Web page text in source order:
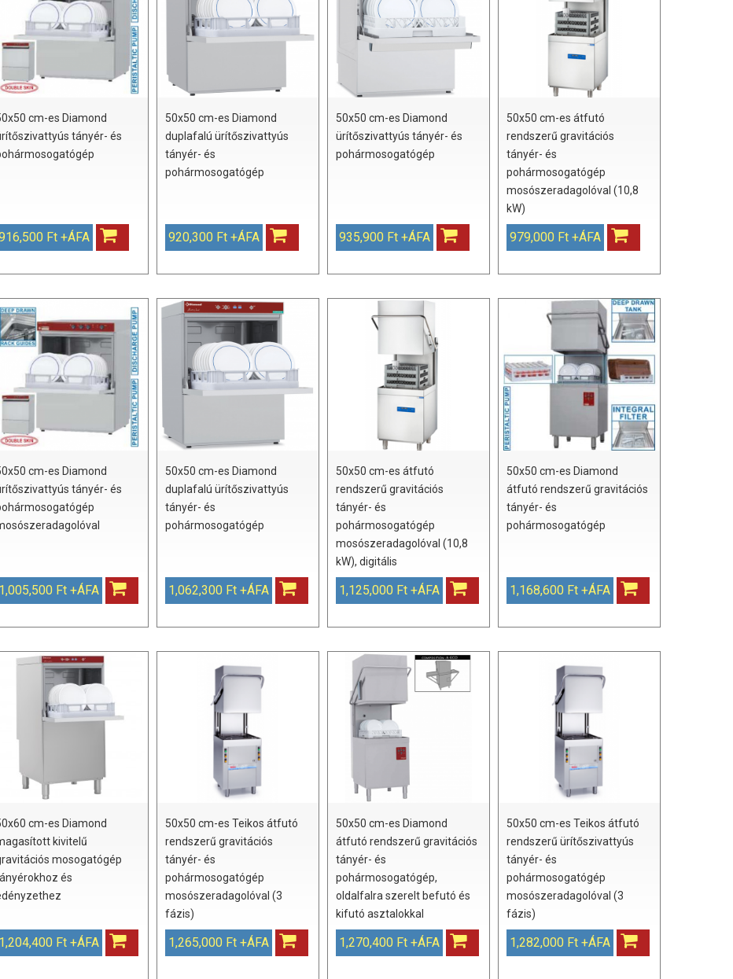
cm-es Diamond
tányér- és
Ft +ÁFA
50x50 cm-es Diamond
duplafalú ürítőszivattyús
tányér- és
pohármosogatógép
920,300 Ft +ÁFA
50x50 cm-es Diamond
ürítőszivattyús tányér- és
pohármosogatógép
935,900 Ft +ÁFA
50x50 cm-es átfutó
rendszerű gravitációs
tányér- és
pohármosogatógép
mosószeradagolóval (10,8
kW)
979,000 Ft +ÁFA
cm-es Diamond
tányér- és
1,005,500 Ft +ÁFA
50x50 cm-es Diamond
duplafalú ürítőszivattyús
tányér- és
pohármosogatógép
1,062,300 Ft +ÁFA
50x50 cm-es átfutó
rendszerű gravitációs
tányér- és
pohármosogatógép
mosószeradagolóval (10,8
kW), digitális
1,125,000 Ft +ÁFA
50x50 cm-es Diamond
átfutó rendszerű gravitációs
tányér- és
pohármosogatógép
1,168,600 Ft +ÁFA
cm-es Diamond
kivitelű
mosogatógép
és
1,204,400 Ft +ÁFA
50x50 cm-es Teikos átfutó
rendszerű gravitációs
tányér- és
pohármosogatógép
mosószeradagolóval (3
fázis)
1,265,000 Ft +ÁFA
50x50 cm-es Diamond
átfutó rendszerű gravitációs
tányér- és
pohármosogatógép,
oldalfalra szerelt befutó és
kifutó asztalokkal
1,270,400 Ft +ÁFA
50x50 cm-es Teikos átfutó
rendszerű ürítőszivattyús
tányér- és
pohármosogatógép
mosószeradagolóval (3
fázis)
1,282,000 Ft +ÁFA